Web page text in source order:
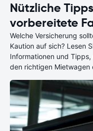
Nützliche
vorbereitete
Welche Versicherung
Kaution auf sich? Lesen
Informationen und
den richtigen Mietwagen